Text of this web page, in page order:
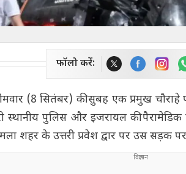
फॉलो करें:
(8 सितंबर) की सुबह एक प्रमुख
स्थानीय पुलिस और इजरायल की
शहर के उत्तरी प्रवेश द्वार पर उस सड़क